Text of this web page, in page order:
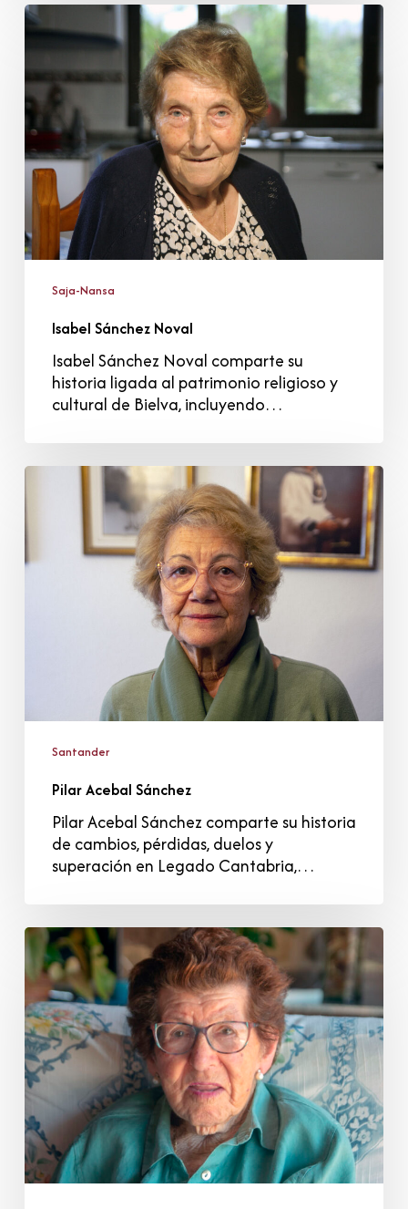
Isabel
Sánchez
Noval
Saja-Nansa
Isabel Sánchez Noval
Isabel Sánchez Noval comparte su
historia ligada al patrimonio religioso y
cultural de Bielva, incluyendo…
Pilar
Sánchez
Santander
Pilar Acebal Sánchez
Pilar Acebal Sánchez comparte su historia
de cambios, pérdidas, duelos y
superación en Legado Cantabria,…
Isabel
Michelena
Somacarrera